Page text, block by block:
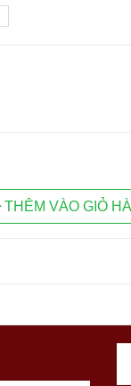
THÊM VÀO GIỎ